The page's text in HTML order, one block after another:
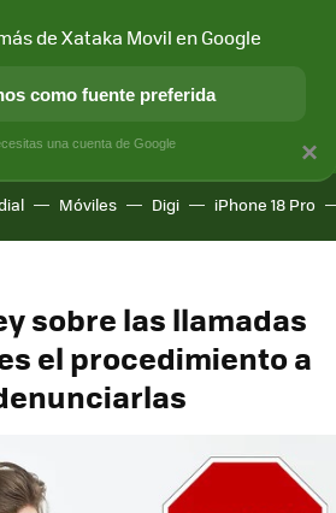
Y SOCIEDAD APLICACIONES
Móviles Digi iPhone 18 Pro
sobre las llamadas
el procedimiento a
×
de Xataka Movil en Google
como fuente preferida
una cuenta de Google